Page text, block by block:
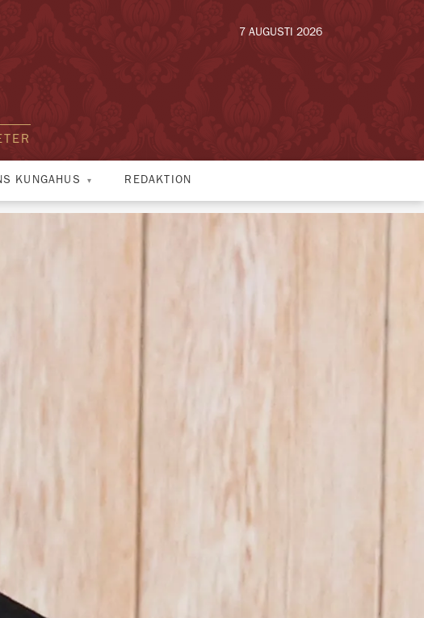
7 AUGUSTI 2026
KUNGAHUS REDAKTION